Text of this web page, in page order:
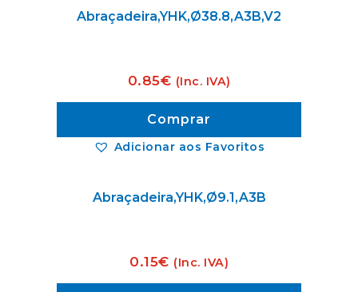
Adicionar aos Favoritos
Abraçadeira,YHK,Ø38.8,A3B,V2
0.85€ (Inc. IVA)
Comprar
Abraçadeira,YHK,Ø9.1,A3B
0.15€ (Inc. IVA)